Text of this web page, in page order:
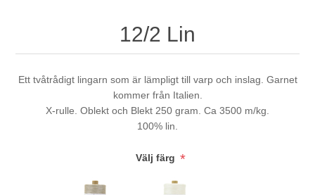
12/2 Lin
Ett tvåtrådigt lingarn som är lämpligt till varp och inslag. Garnet
kommer från Italien.
X-rulle. Oblekt och Blekt 250 gram. Ca 3500 m/kg.
100% lin.
Välj färg *